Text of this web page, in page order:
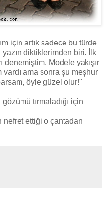
için artık sadece bu türde
diktiklerimden biri. İlk
denemiştim. Modele yakışır
vardı ama sonra şu meşhur
öyle güzel olur!"
tırmaladığı için
nefret ettiği o çantadan